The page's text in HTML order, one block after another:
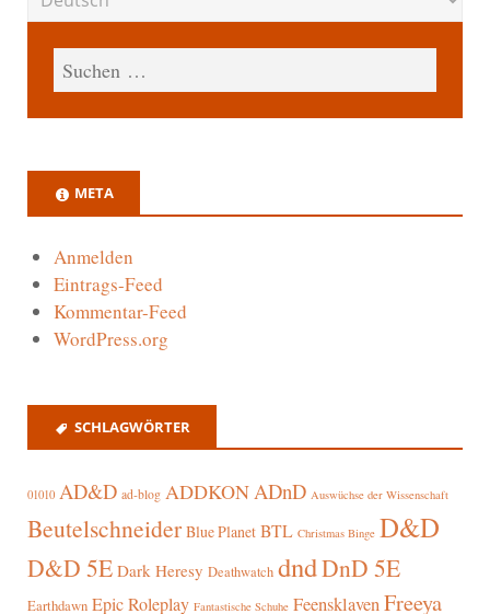
META
Anmelden
Eintrags-Feed
Kommentar-Feed
WordPress.org
SCHLAGWÖRTER
01010 AD&D ad-blog ADDKONADnD Auswüchse der Wissenschaft
Beutelschneider Blue Planet BTL Christmas Binge D&D
D&D 5E Dark Heresy Deathwatch dndDnD 5E
Earthdawn Epic Roleplay Fantastische Schuhe FeensklavenFreeya